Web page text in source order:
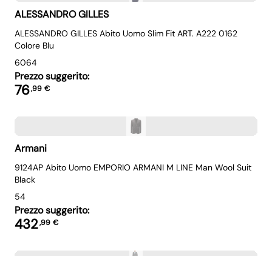
ALESSANDRO GILLES
ALESSANDRO GILLES Abito Uomo Slim Fit ART. A222 0162
Colore Blu
6064
Prezzo suggerito:
76,99 €
Armani
9124AP Abito Uomo EMPORIO ARMANI M LINE Man Wool Suit
Black
54
Prezzo suggerito:
432,99 €